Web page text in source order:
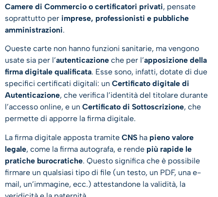
Camere di Commercio o certificatori privati, pensate
soprattutto per imprese, professionisti e pubbliche
amministrazioni.
Queste carte non hanno funzioni sanitarie, ma vengono
usate sia per l’autenticazione che per l’apposizione della
firma digitale qualificata. Esse sono, infatti, dotate di due
specifici certificati digitali: un Certificato digitale di
Autenticazione, che verifica l’identità del titolare durante
l’accesso online, e un Certificato di Sottoscrizione, che
permette di apporre la firma digitale.
La firma digitale apposta tramite CNS ha pieno valore
legale, come la firma autografa, e rende più rapide le
pratiche burocratiche. Questo significa che è possibile
firmare un qualsiasi tipo di file (un testo, un PDF, una e-
mail, un’immagine, ecc.) attestandone la validità, la